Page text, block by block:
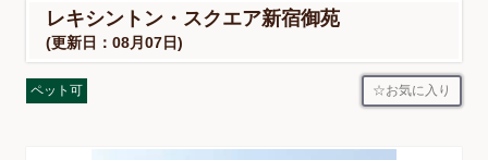
レキシントン・スクエア新宿御苑
(更新日：08月07日)
ペット可 お気に入り